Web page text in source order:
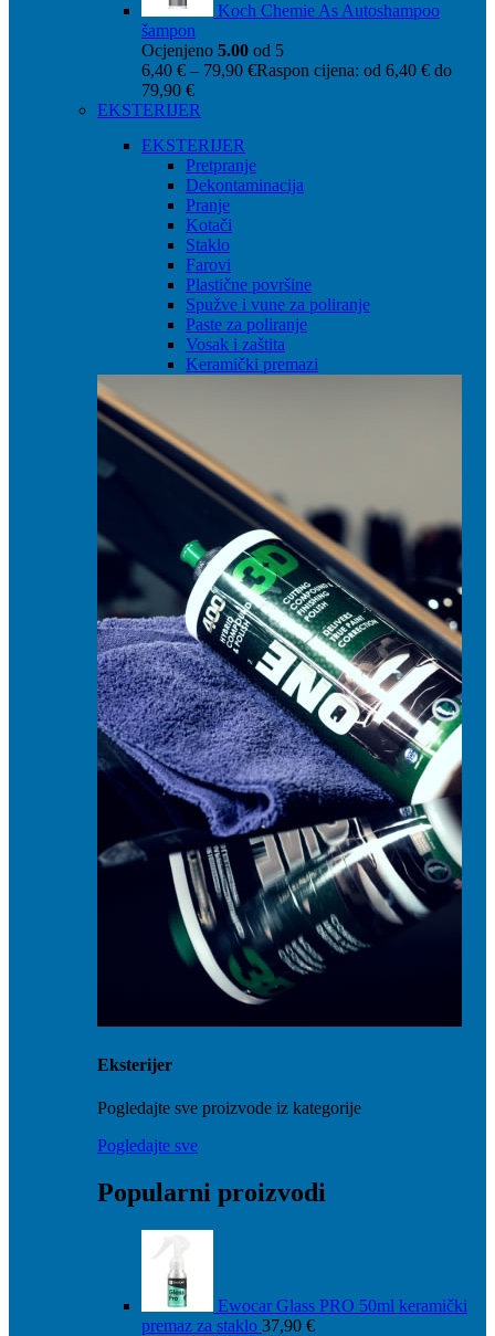
Koch Chemie As Autoshampoo
šampon
Ocjenjeno 5.00 od 5
6,40 € – 79,90 €Raspon cijena: od 6,40 € do
79,90 €
EKSTERIJER
EKSTERIJER
Pretpranje
Dekontaminacija
Pranje
Kotači
Staklo
Farovi
Plastične površine
Spužve i vune za poliranje
Paste za poliranje
Vosak i zaštita
Keramički premazi
Eksterijer
Pogledajte sve proizvode iz kategorije
Pogledajte sve
Popularni proizvodi
Ewocar Glass PRO 50ml keramički
premaz za staklo 37,90 €